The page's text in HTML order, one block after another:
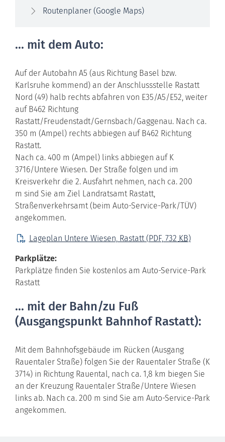
Routenplaner (Google Maps)
... mit dem Auto:
Auf der Autobahn A5 (aus Richtung Basel bzw.
Karlsruhe kommend) an der Anschlussstelle Rastatt
Nord (49) halb rechts abfahren von E35/A5/E52, weiter
auf B462 Richtung
Rastatt/Freudenstadt/Gernsbach/Gaggenau. Nach ca.
350 m (Ampel) rechts abbiegen auf B462 Richtung
Rastatt.
Nach ca. 400 m (Ampel) links abbiegen auf K
3716/Untere Wiesen. Der Straße folgen und im
Kreisverkehr die 2. Ausfahrt nehmen, nach ca. 200
m sind Sie am Ziel Landratsamt Rastatt,
Straßenverkehrsamt (beim Auto-Service-Park/TÜV)
angekommen.
Lageplan Untere Wiesen, Rastatt(PDF, 732 KB)
Parkplätze:
Parkplätze finden Sie kostenlos am Auto-Service-Park
Rastatt
... mit der Bahn/zu Fuß
(Ausgangspunkt Bahnhof Rastatt):
Mit dem Bahnhofsgebäude im Rücken (Ausgang
Rauentaler Straße) folgen Sie der Rauentaler Straße (K
3714) in Richtung Rauental, nach ca. 1,8 km biegen Sie
an der Kreuzung Rauentaler Straße/Untere Wiesen
links ab. Nach ca. 200 m sind Sie am Auto-Service-Park
angekommen.